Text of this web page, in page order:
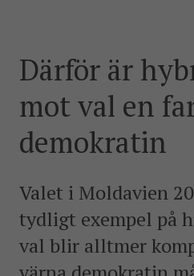
postkonfliktländer. Vi bidrar
och expertis till freds- och
leds av EU, FN och OSSE.
Instagram
Facebook
Twitter
LinkedIn
KONTAKTA FOLKE
Ring
Därför är
mot val en
demokratin
Valet i Moldavien
tydligt exempel på
val blir alltmer